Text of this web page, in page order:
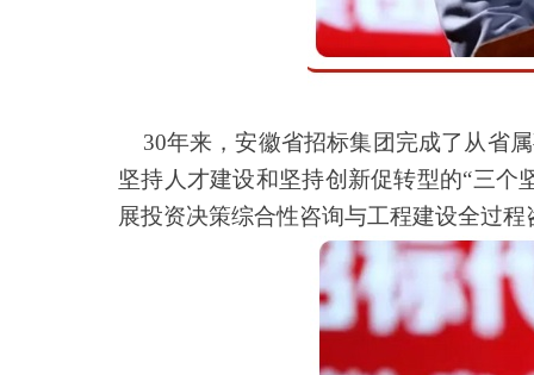
30年来，安徽省招标集团完成了从省
坚持人才建设和坚持创新促转型的“三
展投资决策综合性咨询与工程建设全过